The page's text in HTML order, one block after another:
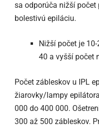
sa odporúča nižší počet
bolestivú epiláciu.
Nižší počet je
40 a vyšší počet
Počet zábleskov u IPL
žiarovky/lampy
000 do 400 000.
300 až 500 zábleskov.